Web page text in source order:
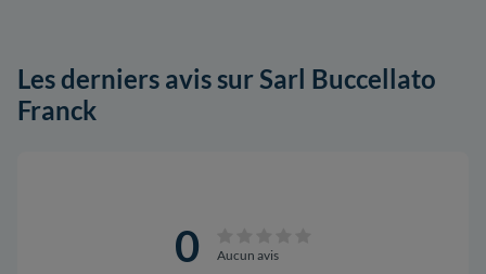
Les derniers avis sur Sarl Buccellato
Franck
0 Aucun avis